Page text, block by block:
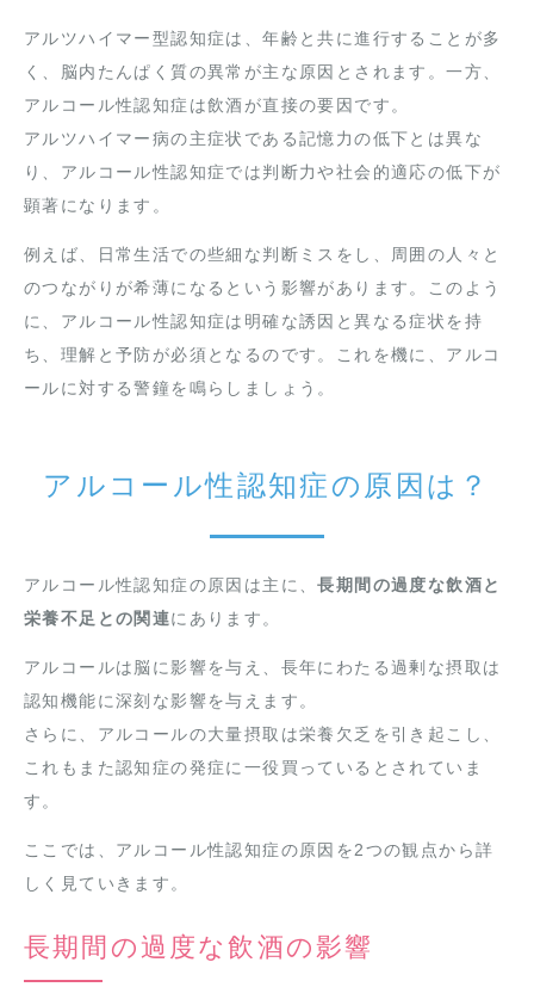
アルツハイマー型認知症は、年齢と共に進行することが多
く、脳内たんぱく質の異常が主な原因とされます。一方、
アルコール性認知症は飲酒が直接の要因です。
アルツハイマー病の主症状である記憶力の低下とは異な
り、アルコール性認知症では判断力や社会的適応の低下が
顕著になります。
例えば、日常生活での些細な判断ミスをし、周囲の人々と
のつながりが希薄になるという影響があります。このよう
に、アルコール性認知症は明確な誘因と異なる症状を持
ち、理解と予防が必須となるのです。これを機に、アルコ
ールに対する警鐘を鳴らしましょう。
アルコール性認知症の原因は？
アルコール性認知症の原因は主に、長期間の過度な飲酒と
栄養不足との関連にあります。
アルコールは脳に影響を与え、長年にわたる過剰な摂取は
認知機能に深刻な影響を与えます。
さらに、アルコールの大量摂取は栄養欠乏を引き起こし、
これもまた認知症の発症に一役買っているとされていま
す。
ここでは、アルコール性認知症の原因を2つの観点から詳
しく見ていきます。
長期間の過度な飲酒の影響